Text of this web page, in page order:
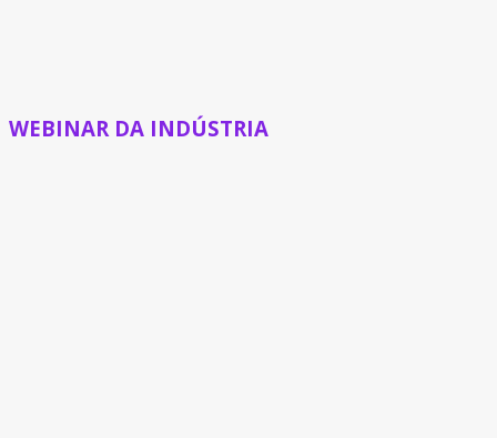
WEBINAR DA INDÚSTRIA